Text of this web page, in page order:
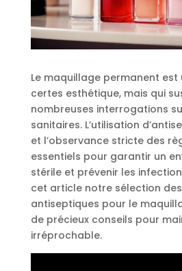
Le maquillage permanent
certes esthétique, mais qui
nombreuses interrogations
sanitaires. L’utilisation
et l’observance stricte des
essentiels pour garantir un
stérile et prévenir les
cet article notre sélection
antiseptiques pour le
de précieux conseils pour
irréprochable.